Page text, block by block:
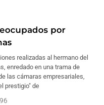
por
realizadas al hermano del
enredado en una trama de
las cámaras empresariales,
prestigio" de